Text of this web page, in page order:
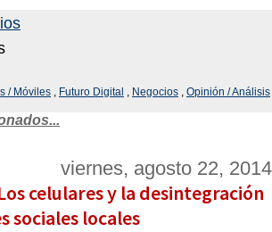
/ Móviles , Futuro Digital , Negocios , Opinión / Análisis
viernes, agosto 22, 2014
celulares y la desintegración
sociales locales